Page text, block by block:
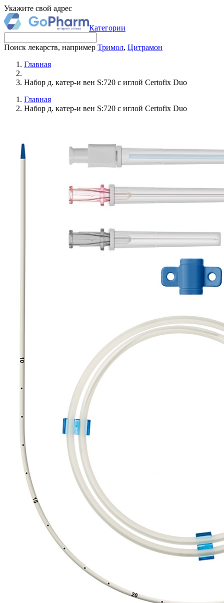
Укажите свой адрес
Категории
Поиск лекарств, например Тримол, Цитрамон
Главная
Набор д. катер-и вен S:720 с иглой Certofix Duo
Главная
Набор д. катер-и вен S:720 с иглой Certofix Duo